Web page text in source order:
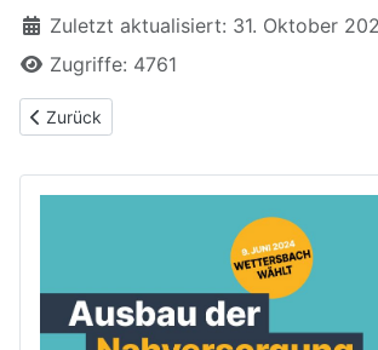
Zuletzt aktualisiert: 31. Oktober
Zugriffe: 4761
Vorheriger Beitrag: Aufstellung des
Zurück